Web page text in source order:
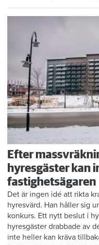
Efter
hyresgäster kan
fastighetsägaren
Det är ingen idé att rikta
hyresvärd. Han håller sig
konkurs. Ett nytt beslut i
hyresgäster drabbade av
inte heller kan kräva